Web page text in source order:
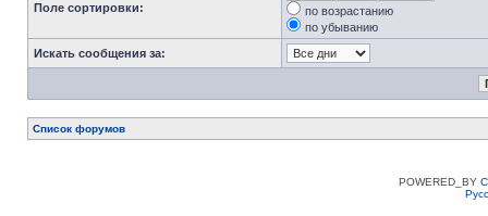
Поле сортировки:
по возрастанию
по убыванию
Искать сообщения за:
Список форумов
POWERED_BY